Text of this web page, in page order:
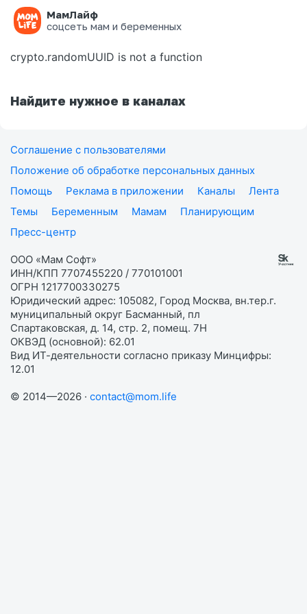
МамЛайф
соцсеть мам и беременных
Ошибка на странице
crypto.randomUUID is not a function
Найдите нужное в каналах
Соглашение с пользователями
Положение об обработке персональных данных
Помощь
Реклама в приложении Каналы
Лента
Темы
Беременным Мамам
Планирующим
Пресс-центр
ООО «Мам Софт»
ИНН/КПП 7707455220 / 770101001
ОГРН 1217700330275
Юридический адрес: 105082, Город Москва, вн.тер.г.
муниципальный округ Басманный, пл
Спартаковская, д. 14, стр. 2, помещ. 7Н
ОКВЭД (основной): 62.01
Вид ИТ-деятельности согласно приказу Минцифры:
12.01
© 2014—2026 · contact@mom.life